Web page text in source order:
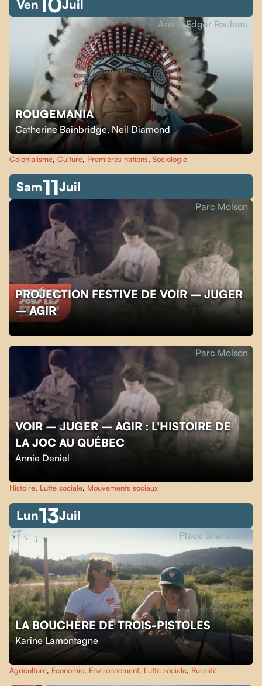
Ven Juil
ROUGEMANIA
Catherine Bainbridge,Neil Diamond
Aréna Edgar Rouleau
Colonialisme, Culture, Premières nations, Sociologie
Sam11Juil
PROJECTION FESTIVE DE VOIR – JUGER
– AGIR
Parc Molson
VOIR – JUGER – AGIR : L'HISTOIRE DE
LA JOC AU QUÉBEC
Annie Deniel
Parc Molson
Histoire, Lutte sociale, Mouvements sociaux
Lun13Juil
LA BOUCHÈRE DE TROIS-PISTOLES
Karine Lamontagne
Place Shamrock
Agriculture, Économie, Environnement, Lutte sociale, Ruralité